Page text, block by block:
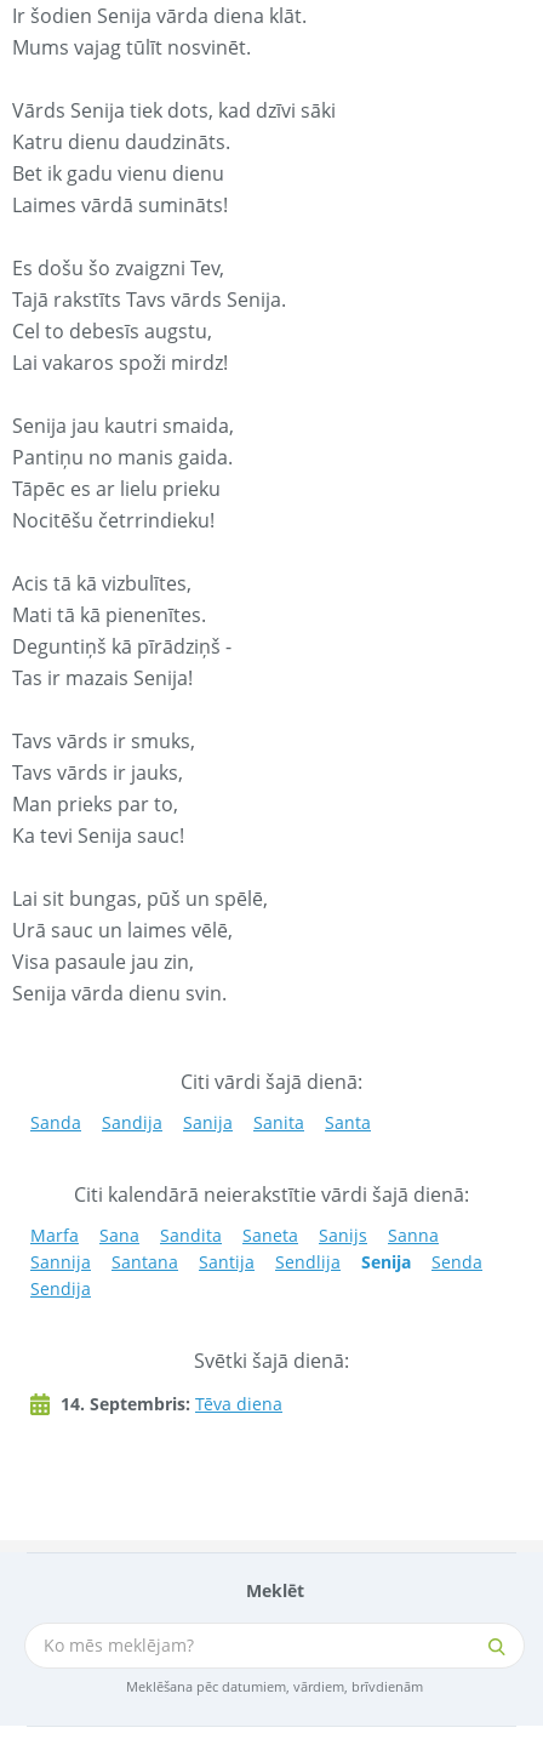
Meklēt
Meklēšana pēc datumiem, vārdiem, brīvdienām
Ir šodien Senija vārda diena klāt.
Mums vajag tūlīt nosvinēt.
Vārds Senija tiek dots, kad dzīvi sāki
Katru dienu daudzināts.
Bet ik gadu vienu dienu
Laimes vārdā sumināts!
Es došu šo zvaigzni Tev,
Tajā rakstīts Tavs vārds Senija.
Cel to debesīs augstu,
Lai vakaros spoži mirdz!
Senija jau kautri smaida,
Pantiņu no manis gaida.
Tāpēc es ar lielu prieku
Nocitēšu četrrindieku!
Acis tā kā vizbulītes,
Mati tā kā pienenītes.
Deguntiņš kā pīrādziņš -
Tas ir mazais Senija!
Tavs vārds ir smuks,
Tavs vārds ir jauks,
Man prieks par to,
Ka tevi Senija sauc!
Lai sit bungas, pūš un spēlē,
Urā sauc un laimes vēlē,
Visa pasaule jau zin,
Senija vārda dienu svin.
Citi vārdi šajā dienā:
Sanda Sandija Sanija Sanita Santa
Citi kalendārā neierakstītie vārdi šajā dienā:
Marfa Sana Sandita Saneta Sanijs
Sanna
Sannija
Santana Santija Sendlija Senija
Senda
Sendija
Svētki šajā dienā:
14. Septembris: Tēva diena